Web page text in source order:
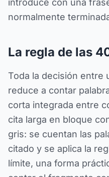
introduce con una
normalmente
La regla de las
Toda la decisión entre
reduce a contar
corta integrada entre
cita larga en bloque
gris: se cuentan las
citado y se aplica la
límite, una forma